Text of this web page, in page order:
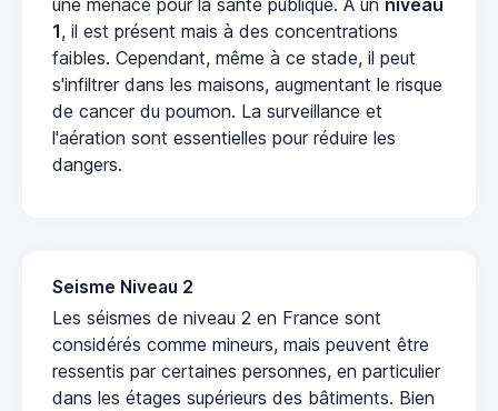
1, il est présent mais à des concentrations
faibles. Cependant, même à ce stade, il peut
s'infiltrer dans les maisons, augmentant le risque
de cancer du poumon. La surveillance et
l'aération sont essentielles pour réduire les
dangers.
Seisme Niveau 2
Les séismes de niveau 2 en France sont
considérés comme mineurs, mais peuvent être
ressentis par certaines personnes, en particulier
dans les étages supérieurs des bâtiments. Bien